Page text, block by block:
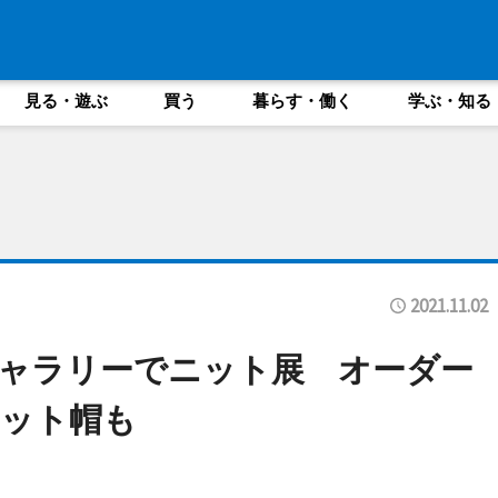
見る・遊ぶ 買う 暮らす・働く 学ぶ・知る
2021.11.02
ラリーでニット展 オーダー
ト帽も